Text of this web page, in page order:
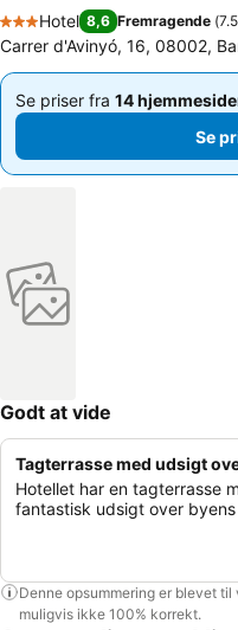
3 Stjerner
Hotel 8,6 Fremragende (
Carrer d'Avinyó, 16, 08002,
Se priser fra 14
Af
Se priser fra 14
Af
832 kr. Se
Godt at vide
Tagterrasse med udsigt
Hotellet har en tagterrasse
fantastisk udsigt over byens
Denne opsummering er blevet
muligvis ikke 100% korrekt.